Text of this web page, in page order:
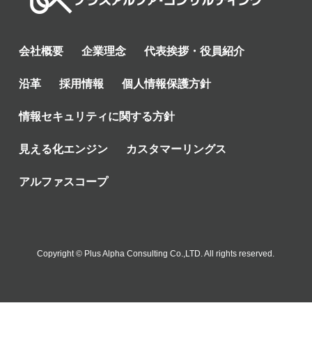
会社概要 企業理念 代表挨拶・役員紹介
沿革 採用情報 個人情報保護方針
情報セキュリティに関する方針
見える化エンジン カスタマーリングス
アルファスコープ
Copyright © Plus Alpha Consulting Co.,LTD. All rights reserved.